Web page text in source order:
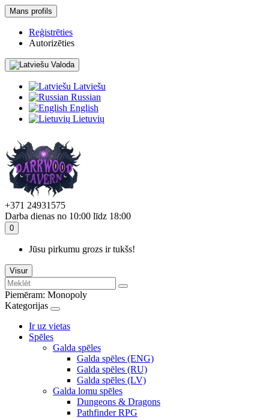
Mans profils
Reģistrēties
Autorizēties
Valoda
Latviešu
Russian
English
Lietuvių
+371 24931575
Darba dienas no 10:00 līdz 18:00
0
Jūsu pirkumu grozs ir tukšs!
Visur
Piemēram: Monopoly
Kategorijas
Ir uz vietas
Spēles
Galda spēles
Galda spēles (ENG)
Galda spēles (RU)
Galda spēles (LV)
Galda lomu spēles
Dungeons & Dragons
Pathfinder RPG